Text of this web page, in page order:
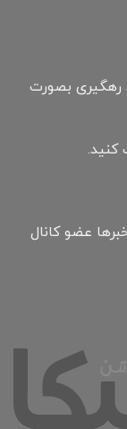
رهگیری بصورت
عضو کانال